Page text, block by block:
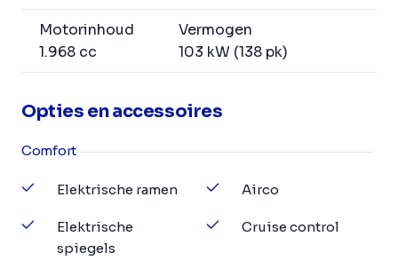
Motorinhoud
1.968 cc
Vermogen
103 kW (138 pk)
Opties en accessoires
Comfort
Elektrische ramen
Elektrische
spiegels
Airco
Cruise control